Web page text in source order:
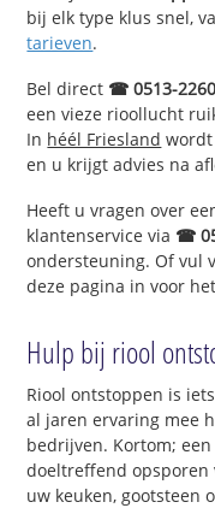
bij elk type klus snel,
tarieven.
Bel direct ☎ 0513-
een vieze rioollucht
In héél Friesland wordt
en u krijgt advies na
Heeft u vragen over
klantenservice via ☎
ondersteuning. Of vul
deze pagina in voor
Hulp bij riool
Riool ontstoppen is
al jaren ervaring mee
bedrijven. Kortom;
doeltreffend opsporen
uw keuken, gootsteen